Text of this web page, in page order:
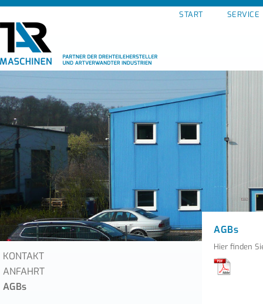
START SERVICE
KONTAKT
ANFAHRT
AGBs
AGBs
Hier finden